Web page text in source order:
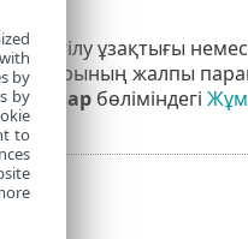
ұзақтығы
жалпы
бөліміндегі
by
by
to